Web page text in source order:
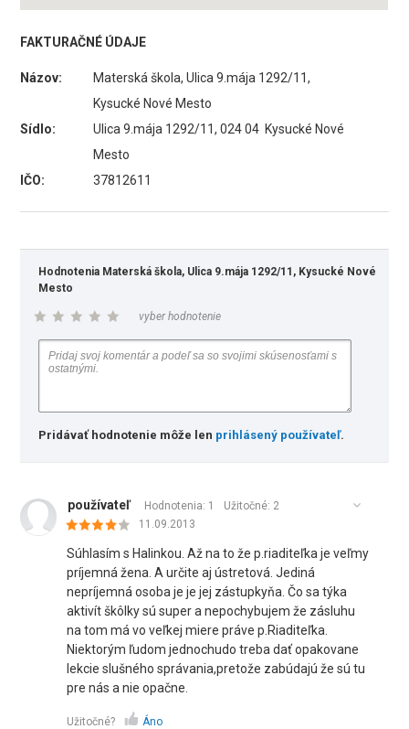
FAKTURAČNÉ ÚDAJE
Názov:
Materská škola, Ulica 9.mája 1292/11,
Kysucké Nové Mesto
Sídlo:
Ulica 9.mája 1292/11, 024 04 Kysucké Nové
Mesto
IČO:
37812611
Hodnotenia Materská škola, Ulica 9.mája 1292/11, Kysucké Nové
Mesto
vyber hodnotenie
Pridávať hodnotenie môže len prihlásený používateľ.
používateľ Hodnotenia: 1 Užitočné: 2
11.09.2013
Súhlasím s Halinkou. Až na to že p.riaditeľka je veľmy
príjemná žena. A určite aj ústretová. Jediná
nepríjemná osoba je je jej zástupkyňa. Čo sa týka
aktivít škôlky sú super a nepochybujem že zásluhu
na tom má vo veľkej miere práve p.Riaditeľka.
Niektorým ľudom jednochudo treba dať opakovane
lekcie slušného správania,pretože zabúdajú že sú tu
pre nás a nie opačne.
Užitočné? Áno